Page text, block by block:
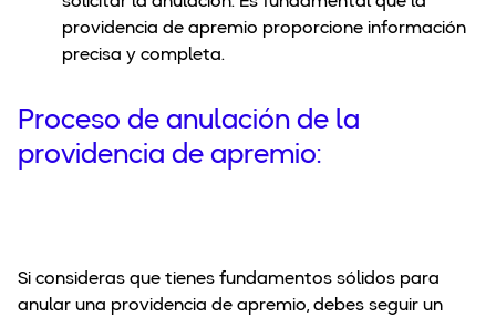
providencia de apremio proporcione información
precisa y completa.
Proceso de anulación de la
providencia de apremio:
Si consideras que tienes fundamentos sólidos para
anular una providencia de apremio, debes seguir un